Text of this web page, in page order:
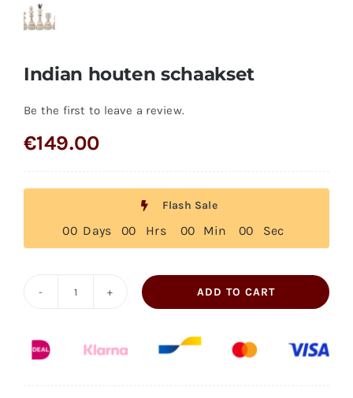
Indian houten schaakset
Be the first to leave a review.
€149.00
Flash Sale
00 Days 00 Hrs 00 Min 00 Sec
schaakset
ADD TO CART